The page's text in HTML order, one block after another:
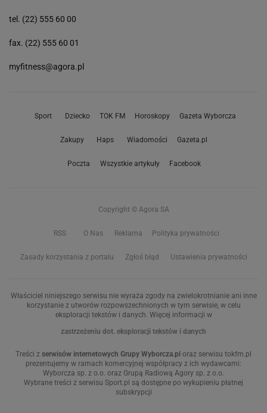
tel. (22) 555 60 00
fax. (22) 555 60 01
myfitness@agora.pl
Sport Dziecko TOK FM Horoskopy Gazeta Wyborcza
Zakupy Haps Wiadomości Gazeta.pl
Poczta Wszystkie artykuły Facebook
Copyright © Agora SA
RSS O Nas Reklama Polityka prywatności
Zasady korzystania z portalu Zgłoś błąd Ustawienia prywatności
Właściciel niniejszego serwisu nie wyraża zgody na zwielokrotnianie ani inne
korzystanie z utworów rozpowszechnionych w tym serwisie, w celu
eksploracji tekstów i danych. Więcej informacji w
zastrzeżeniu dot. eksploracji tekstów i danych
Treści z serwisów internetowych Grupy Wyborcza.pl oraz serwisu tokfm.pl
prezentujemy w ramach komercyjnej współpracy z ich wydawcami:
Wyborcza sp. z o.o. oraz Grupą Radiową Agory sp. z o.o.
Wybrane treści z serwisu Sport.pl są dostępne po wykupieniu płatnej
subskrypcji